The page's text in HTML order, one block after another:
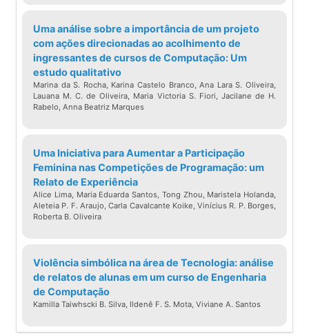
Uma análise sobre a importância de um projeto
com ações direcionadas ao acolhimento de
ingressantes de cursos de Computação: Um
estudo qualitativo
Marina da S. Rocha, Karina Castelo Branco, Ana Lara S. Oliveira,
Lauana M. C. de Oliveira, Maria Victoria S. Fiori, Jacilane de H.
Rabelo, Anna Beatriz Marques
Uma Iniciativa para Aumentar a Participação
Feminina nas Competições de Programação: um
Relato de Experiência
Alice Lima, Maria Eduarda Santos, Tong Zhou, Maristela Holanda,
Aleteia P. F. Araujo, Carla Cavalcante Koike, Vinícius R. P. Borges,
Roberta B. Oliveira
Violência simbólica na área de Tecnologia: análise
de relatos de alunas em um curso de Engenharia
de Computação
Kamilla Taiwhscki B. Silva, Ildenê F. S. Mota, Viviane A. Santos